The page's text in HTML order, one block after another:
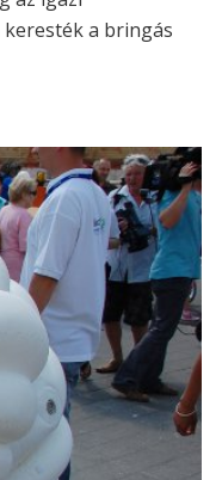
a bringás